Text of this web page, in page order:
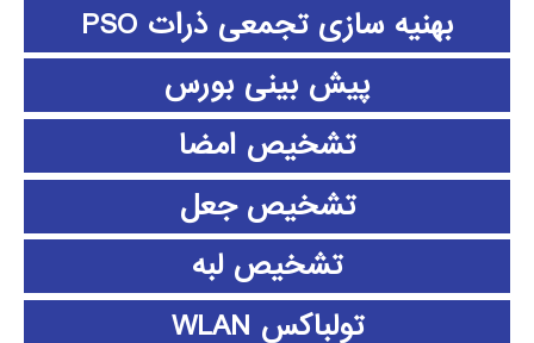
بهنیه سازی تجمعی ذرات PSO
پیش بینی بورس
تشخیص امضا
تشخیص جعل
تشخیص لبه
تولباکس WLAN